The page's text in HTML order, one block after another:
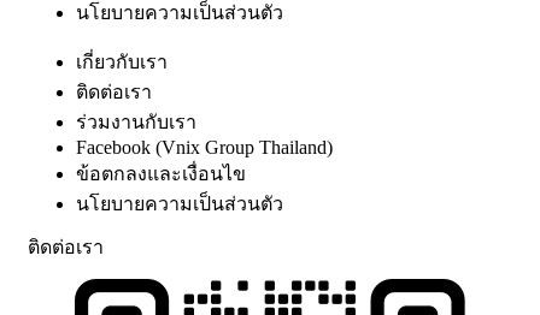
นโยบายความเป็นส่วนตัว
เกี่ยวกับเรา
ติดต่อเรา
ร่วมงานกับเรา
Facebook (Vnix Group Thailand)
ข้อตกลงและเงื่อนไข
นโยบายความเป็นส่วนตัว
ติดต่อเรา